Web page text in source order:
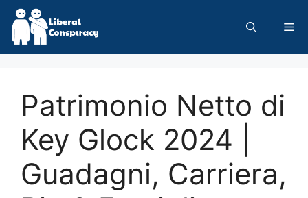
Skip
content
Patrimonio Netto di
Key Glock 2024 |
Guadagni, Carriera,